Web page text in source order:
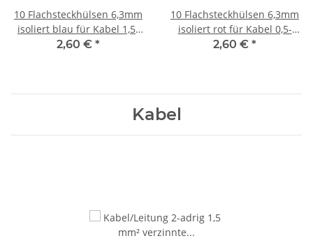
10 Flachsteckhülsen 6,3mm
isoliert blau für Kabel 1,5-
2,5qmm
2,60 € *
10 Flachsteckhülsen 6,3mm
isoliert rot für Kabel 0,5-
1qmm
2,60 € *
Kabel